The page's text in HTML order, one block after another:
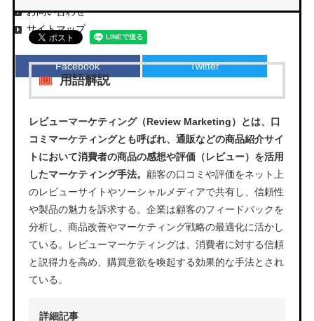
お問い合わせ
サイトマップ
Facebook Twitter
用語解説
レビューマーケティング（Review Marketing）とは、口
コミマーケティングとも呼ばれ、通販などの商品紹介サイ
トにおいて消費者の商品の感想や評価（レビュー）を活用
したマーケティング手法。 顧客の口コミや評価をネット上
のレビューサイトやソーシャルメディアで共有し、信頼性
や製品の魅力を訴求する。企業は顧客のフィードバックを
分析し、商品改善やマーケティング戦略の最適化に活かし
ている。レビューマーケティングは、消費者に対する信頼
と説得力を高め、購買意欲を喚起する効果的な手法とされ
ている。
詳細記事